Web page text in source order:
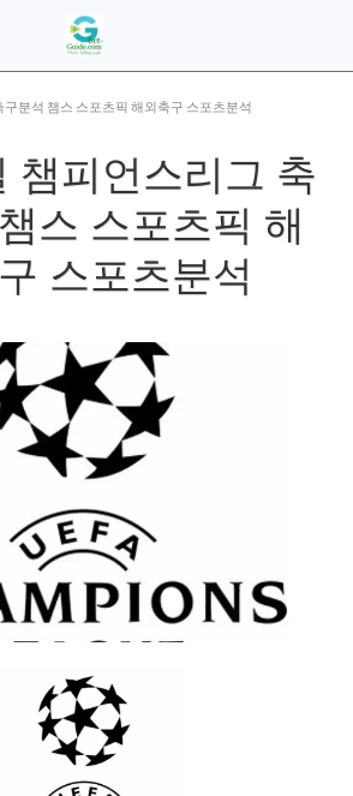
분석 챔스 스포츠픽 해외축구 스포츠분석
챔피언스리그 축
스 스포츠픽 해
스포츠분석